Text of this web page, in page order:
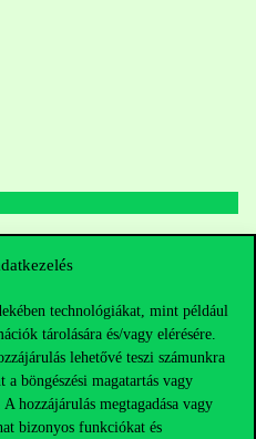
technológiákat, mint például
tárolására és/vagy elérésére.
lehetővé teszi számunkra
böngészési magatartás vagy
hozzájárulás megtagadása vagy
bizonyos funkciókat és